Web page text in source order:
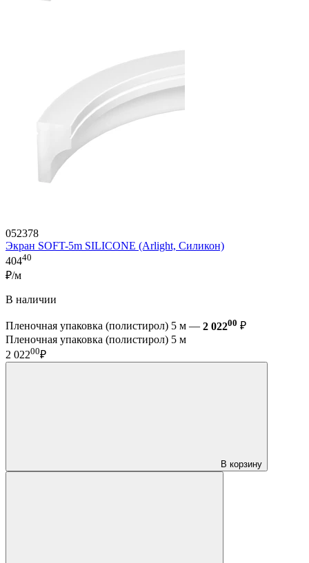
052378
Экран SOFT-5m SILICONE (Arlight, Силикон)
40440
₽/м
В наличии
Пленочная упаковка (полистирол) 5 м — 2 02200 ₽
Пленочная упаковка (полистирол) 5 м
2 02200₽
В корзину